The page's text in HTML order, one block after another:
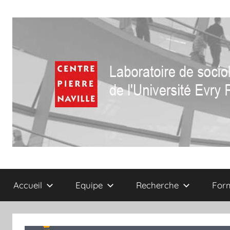
Centre
Pierre
Naville
de
sociologie
Evry
Accueil Equipe Recherche